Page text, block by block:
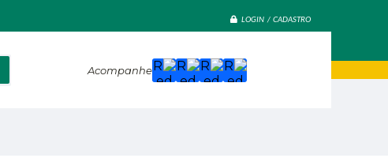
LOGIN / CADASTRO
Acompanhe